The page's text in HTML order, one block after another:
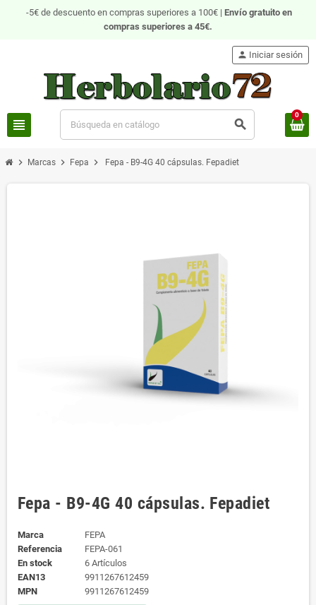
-5€ de descuento en compras superiores a 100€ | Envío gratuito en
compras superiores a 45€.
view_headline search
person Iniciar sesión
0
chevron_right Marcas chevron_right Fepa chevron_right Fepa - B9-4G 40 cápsulas. Fepadiet
Fepa - B9-4G 40 cápsulas. Fepadiet
Marca
FEPA
Referencia
FEPA-061
En stock
6 Artículos
EAN13
9911267612459
MPN
9911267612459